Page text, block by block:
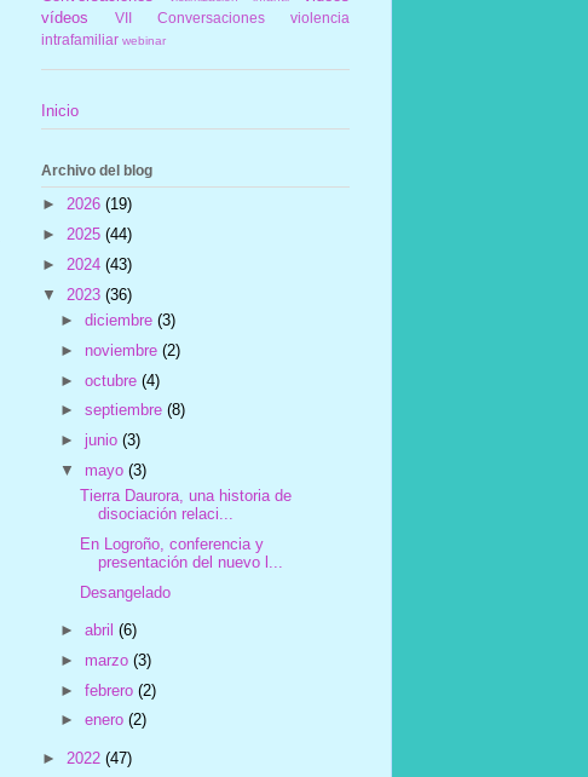
vídeos
VII Conversaciones
violencia
intrafamiliar webinar
Inicio
Archivo del blog
► 2026 (19)
► 2025 (44)
► 2024 (43)
▼ 2023 (36)
►diciembre(3)
► noviembre(2)
►octubre(4)
►septiembre(8)
►junio(3)
▼ mayo(3)
Tierra Daurora, una historia de
disociación relaci...
En Logroño, conferencia y
presentación del nuevo l...
Desangelado
►abril(6)
► marzo(3)
►febrero(2)
►enero(2)
► 2022 (47)